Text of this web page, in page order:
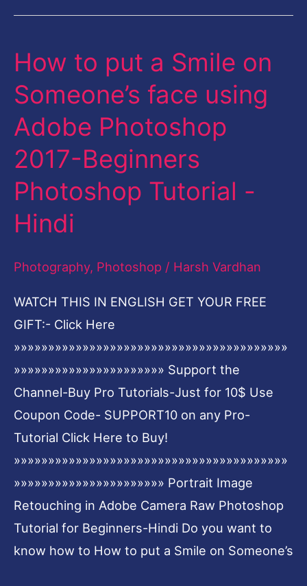
How to put a Smile on
Someone’s face using
Adobe Photoshop
2017-Beginners
Photoshop Tutorial -
Hindi
Photography, Photoshop / Harsh Vardhan
WATCH THIS IN ENGLISH GET YOUR FREE
GIFT:- Click Here
»»»»»»»»»»»»»»»»»»»»»»»»»»»»»»»»»»»»»»»»
»»»»»»»»»»»»»»»»»»»»»» Support the
Channel-Buy Pro Tutorials-Just for 10$ Use
Coupon Code- SUPPORT10 on any Pro-
Tutorial Click Here to Buy!
»»»»»»»»»»»»»»»»»»»»»»»»»»»»»»»»»»»»»»»»
»»»»»»»»»»»»»»»»»»»»»» Portrait Image
Retouching in Adobe Camera Raw Photoshop
Tutorial for Beginners-Hindi Do you want to
know how to How to put a Smile on Someone’s
How
put
a
Smile
on
Someone’s
face
Adobe
2017-
Beginners
Photoshop
Tutorial
-
Hindi